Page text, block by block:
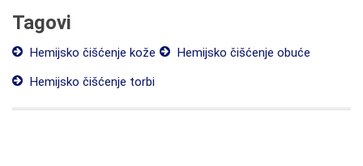
Tagovi
Hemijsko čišćenje kože
Hemijsko čišćenje obuće
Hemijsko čišćenje torbi